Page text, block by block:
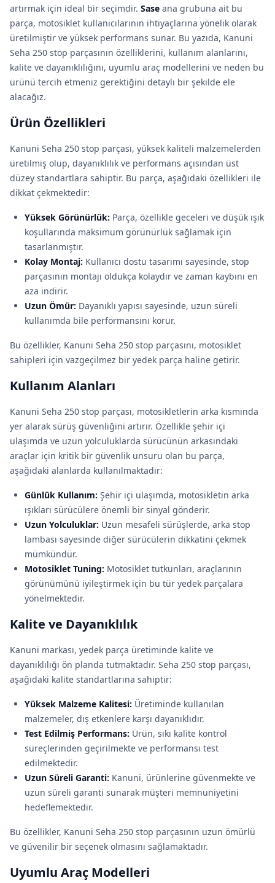
artırmak için ideal bir seçimdir. Sase ana grubuna ait bu
parça, motosiklet kullanıcılarının ihtiyaçlarına yönelik olarak
üretilmiştir ve yüksek performans sunar. Bu yazıda, Kanuni
Seha 250 stop parçasının özelliklerini, kullanım alanlarını,
kalite ve dayanıklılığını, uyumlu araç modellerini ve neden bu
ürünü tercih etmeniz gerektiğini detaylı bir şekilde ele
alacağız.
Ürün Özellikleri
Kanuni Seha 250 stop parçası, yüksek kaliteli malzemelerden
üretilmiş olup, dayanıklılık ve performans açısından üst
düzey standartlara sahiptir. Bu parça, aşağıdaki özellikleri ile
dikkat çekmektedir:
Yüksek Görünürlük: Parça, özellikle geceleri ve düşük ışık
koşullarında maksimum görünürlük sağlamak için
tasarlanmıştır.
Kolay Montaj: Kullanıcı dostu tasarımı sayesinde, stop
parçasının montajı oldukça kolaydır ve zaman kaybını en
aza indirir.
Uzun Ömür: Dayanıklı yapısı sayesinde, uzun süreli
kullanımda bile performansını korur.
Bu özellikler, Kanuni Seha 250 stop parçasını, motosiklet
sahipleri için vazgeçilmez bir yedek parça haline getirir.
Kullanım Alanları
Kanuni Seha 250 stop parçası, motosikletlerin arka kısmında
yer alarak sürüş güvenliğini artırır. Özellikle şehir içi
ulaşımda ve uzun yolculuklarda sürücünün arkasındaki
araçlar için kritik bir güvenlik unsuru olan bu parça,
aşağıdaki alanlarda kullanılmaktadır:
Günlük Kullanım: Şehir içi ulaşımda, motosikletin arka
ışıkları sürücülere önemli bir sinyal gönderir.
Uzun Yolculuklar: Uzun mesafeli sürüşlerde, arka stop
lambası sayesinde diğer sürücülerin dikkatini çekmek
mümkündür.
Motosiklet Tuning: Motosiklet tutkunları, araçlarının
görünümünü iyileştirmek için bu tür yedek parçalara
yönelmektedir.
Kalite ve Dayanıklılık
Kanuni markası, yedek parça üretiminde kalite ve
dayanıklılığı ön planda tutmaktadır. Seha 250 stop parçası,
aşağıdaki kalite standartlarına sahiptir:
Yüksek Malzeme Kalitesi: Üretiminde kullanılan
malzemeler, dış etkenlere karşı dayanıklıdır.
Test Edilmiş Performans: Ürün, sıkı kalite kontrol
süreçlerinden geçirilmekte ve performansı test
edilmektedir.
Uzun Süreli Garanti: Kanuni, ürünlerine güvenmekte ve
uzun süreli garanti sunarak müşteri memnuniyetini
hedeflemektedir.
Bu özellikler, Kanuni Seha 250 stop parçasının uzun ömürlü
ve güvenilir bir seçenek olmasını sağlamaktadır.
Uyumlu Araç Modelleri